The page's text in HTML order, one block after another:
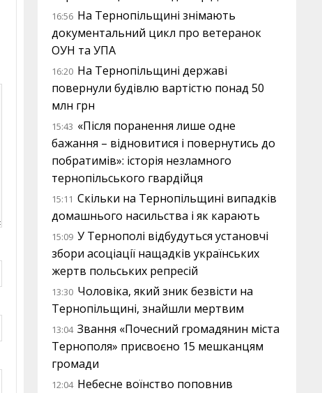
16:56 На Тернопільщині знімають
документальний цикл про ветеранок
ОУН та УПА
16:20 На Тернопільщині державі
повернули будівлю вартістю понад 50
млн грн
15:43 «Після поранення лише одне
бажання – відновитися і повернутись до
побратимів»: історія незламного
тернопільського гвардійця
15:11 Скільки на Тернопільщині випадків
домашнього насильства і як карають
15:09 У Тернополі відбудуться установчі
збори асоціації нащадків українських
жертв польських репресій
13:30 Чоловіка, який зник безвісти на
Тернопільщині, знайшли мертвим
13:04 Звання «Почесний громадянин міста
Тернополя» присвоєно 15 мешканцям
громади
12:04 Небесне воїнство поповнив